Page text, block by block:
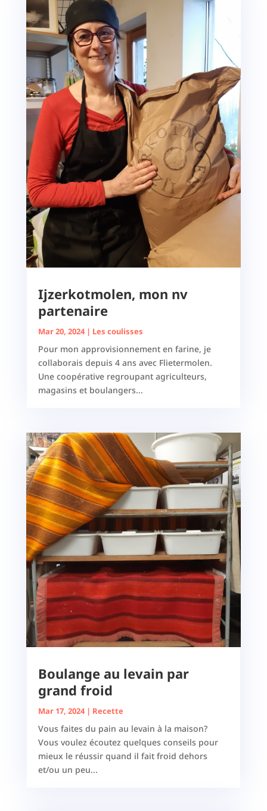
Ijzerkotmolen, mon nv
partenaire
Mar 20, 2024| Les coulisses
Pour mon approvisionnement en farine, je
collaborais depuis 4 ans avec Flietermolen.
Une coopérative regroupant agriculteurs,
magasins et boulangers...
Boulange au levain par
grand froid
Mar 17, 2024| Recette
Vous faites du pain au levain à la maison?
Vous voulez écoutez quelques conseils pour
mieux le réussir quand il fait froid dehors
et/ou un peu...